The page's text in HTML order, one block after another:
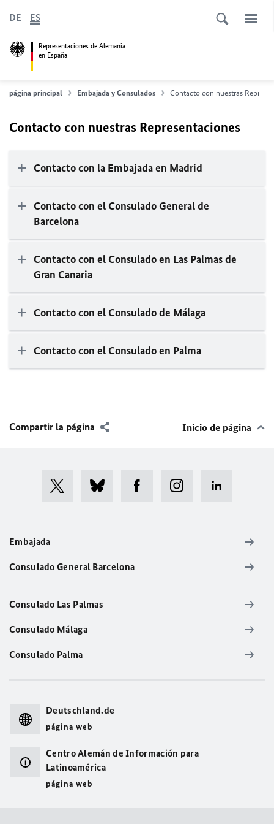
Representaciones de Alemania
en España
DE ES
página principal Embajada y Consulados Contacto con nuestras
Contacto con nuestras Representaciones
Contacto con la Embajada en Madrid
Contacto con el Consulado General de
Barcelona
Contacto con el Consulado en Las Palmas de
Gran Canaria
Contacto con el Consulado de Málaga
Contacto con el Consulado en Palma
Compartir la página Inicio de página
Embajada
Consulado General Barcelona
Consulado Las Palmas
Consulado Málaga
Consulado Palma
Deutschland.de
página web
Centro Alemán de Información para
Latinoamérica
página web